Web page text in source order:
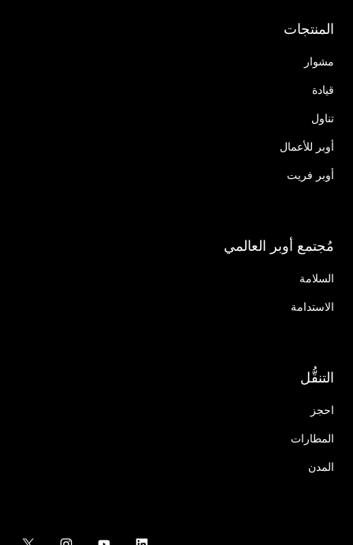
المنتجات
مشوار
قيادة
تناول
أوبر للأعمال
أوبر فريت
مُجتمع أوبر العالمي
السلامة
الاستدامة
التنقُّل
احجز
المطارات
المدن